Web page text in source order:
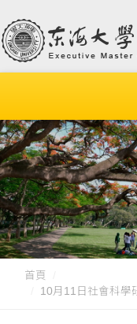
首頁
10月11日社會科學